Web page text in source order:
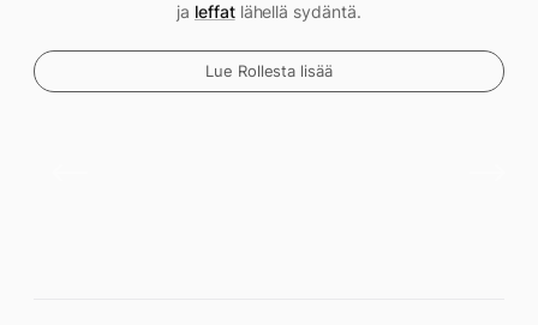
ja leffatlähellä sydäntä.
Lue Rollesta lisää